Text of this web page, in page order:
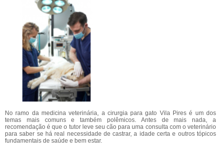
No ramo da medicina veterinária, a cirurgia para gato Vila Pires é um dos
temas mais comuns e também polêmicos. Antes de mais nada, a
recomendação é que o tutor leve seu cão para uma consulta com o veterinário
para saber se há real necessidade de castrar, a idade certa e outros tópicos
fundamentais de saúde e bem estar.